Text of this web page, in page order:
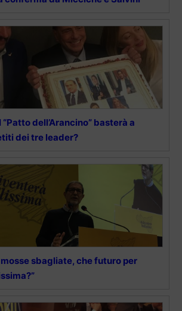
dell’Arancino” basterà a
dei tre leader?
sbagliate, che futuro per